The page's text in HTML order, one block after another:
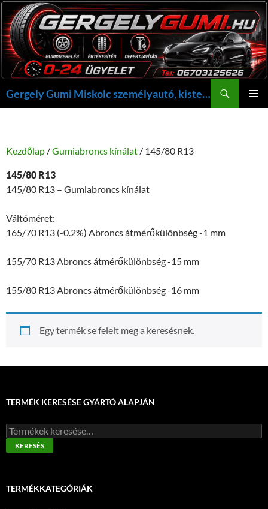
Kilépés
a
tartalomba
Gergely Gumi Miskolc személyautó, kisteherautó gumi szerelés javítás +36703125626 NON-STOP ügyelet, gergelygumi@gergelygumi.hu
Kezdőlap /Gumiabroncs kínálat / 145/80 R13
145/80 R13
145/80 R13 – Gumiabroncs kínálat
Váltóméret:
165/70 R13 (-0.2%) Abroncs átmérőkülönbség -1 mm
155/70 R13 Abroncs átmérőkülönbség -15 mm
155/80 R13 Abroncs átmérőkülönbség -16 mm
Egy termék se felelt meg a keresésnek.
TERMÉK KERESÉSE GYÁRTÓ ALAPJÁN
Keresés
a
következőre:
KERESÉS
TERMÉKKATEGÓRIÁK